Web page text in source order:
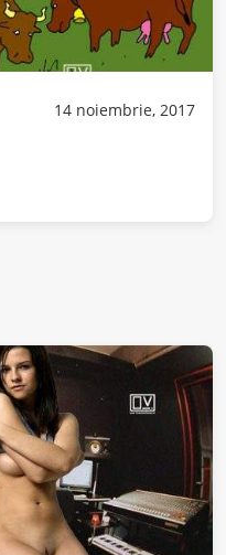
14 noiembrie, 2017